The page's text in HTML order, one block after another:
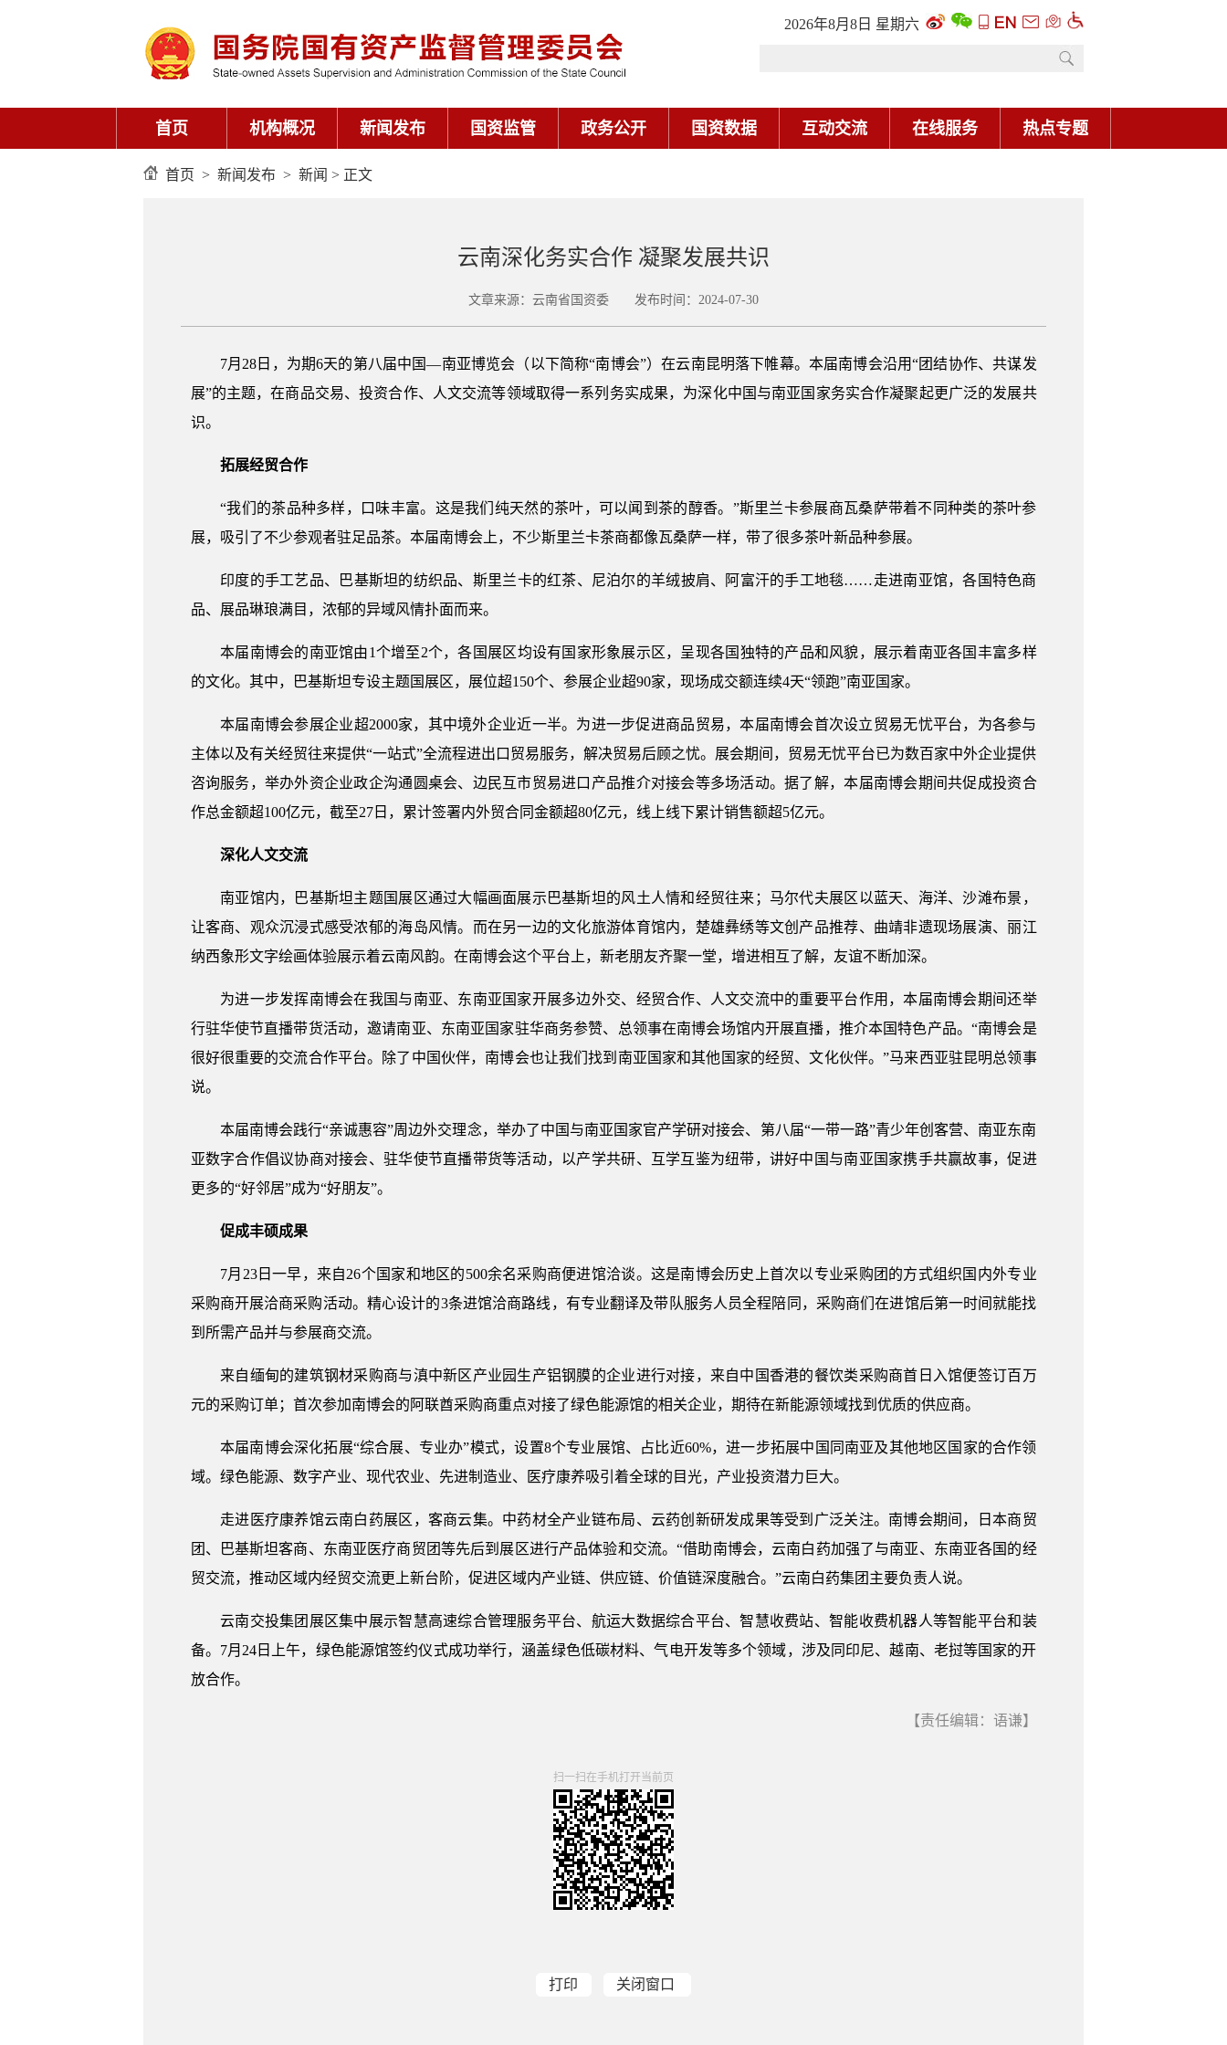
2026年8月8日 星期六
首页 机构概况 新闻发布 国资监管 政务公开 国资数据 互动交流 在线服务 热点专题
首页 > 新闻发布 > 新闻 > 正文
云南深化务实合作 凝聚发展共识
文章来源：云南省国资委 发布时间：2024-07-30
7月28日，为期6天的第八届中国—南亚博览会（以下简称“南博会”）在云南昆明落下帷幕。本届南博会沿用“团结协作、共谋发
展”的主题，在商品交易、投资合作、人文交流等领域取得一系列务实成果，为深化中国与南亚国家务实合作凝聚起更广泛的发展共
识。
拓展经贸合作
“我们的茶品种多样，口味丰富。这是我们纯天然的茶叶，可以闻到茶的醇香。”斯里兰卡参展商瓦桑萨带着不同种类的茶叶参
展，吸引了不少参观者驻足品茶。本届南博会上，不少斯里兰卡茶商都像瓦桑萨一样，带了很多茶叶新品种参展。
印度的手工艺品、巴基斯坦的纺织品、斯里兰卡的红茶、尼泊尔的羊绒披肩、阿富汗的手工地毯……走进南亚馆，各国特色商
品、展品琳琅满目，浓郁的异域风情扑面而来。
本届南博会的南亚馆由1个增至2个，各国展区均设有国家形象展示区，呈现各国独特的产品和风貌，展示着南亚各国丰富多样
的文化。其中，巴基斯坦专设主题国展区，展位超150个、参展企业超90家，现场成交额连续4天“领跑”南亚国家。
本届南博会参展企业超2000家，其中境外企业近一半。为进一步促进商品贸易，本届南博会首次设立贸易无忧平台，为各参与
主体以及有关经贸往来提供“一站式”全流程进出口贸易服务，解决贸易后顾之忧。展会期间，贸易无忧平台已为数百家中外企业提供
咨询服务，举办外资企业政企沟通圆桌会、边民互市贸易进口产品推介对接会等多场活动。据了解，本届南博会期间共促成投资合
作总金额超100亿元，截至27日，累计签署内外贸合同金额超80亿元，线上线下累计销售额超5亿元。
深化人文交流
南亚馆内，巴基斯坦主题国展区通过大幅画面展示巴基斯坦的风土人情和经贸往来；马尔代夫展区以蓝天、海洋、沙滩布景，
让客商、观众沉浸式感受浓郁的海岛风情。而在另一边的文化旅游体育馆内，楚雄彝绣等文创产品推荐、曲靖非遗现场展演、丽江
纳西象形文字绘画体验展示着云南风韵。在南博会这个平台上，新老朋友齐聚一堂，增进相互了解，友谊不断加深。
为进一步发挥南博会在我国与南亚、东南亚国家开展多边外交、经贸合作、人文交流中的重要平台作用，本届南博会期间还举
行驻华使节直播带货活动，邀请南亚、东南亚国家驻华商务参赞、总领事在南博会场馆内开展直播，推介本国特色产品。“南博会是
很好很重要的交流合作平台。除了中国伙伴，南博会也让我们找到南亚国家和其他国家的经贸、文化伙伴。”马来西亚驻昆明总领事
说。
本届南博会践行“亲诚惠容”周边外交理念，举办了中国与南亚国家官产学研对接会、第八届“一带一路”青少年创客营、南亚东南
亚数字合作倡议协商对接会、驻华使节直播带货等活动，以产学共研、互学互鉴为纽带，讲好中国与南亚国家携手共赢故事，促进
更多的“好邻居”成为“好朋友”。
促成丰硕成果
7月23日一早，来自26个国家和地区的500余名采购商便进馆洽谈。这是南博会历史上首次以专业采购团的方式组织国内外专业
采购商开展洽商采购活动。精心设计的3条进馆洽商路线，有专业翻译及带队服务人员全程陪同，采购商们在进馆后第一时间就能找
到所需产品并与参展商交流。
来自缅甸的建筑钢材采购商与滇中新区产业园生产铝钢膜的企业进行对接，来自中国香港的餐饮类采购商首日入馆便签订百万
元的采购订单；首次参加南博会的阿联酋采购商重点对接了绿色能源馆的相关企业，期待在新能源领域找到优质的供应商。
本届南博会深化拓展“综合展、专业办”模式，设置8个专业展馆、占比近60%，进一步拓展中国同南亚及其他地区国家的合作领
域。绿色能源、数字产业、现代农业、先进制造业、医疗康养吸引着全球的目光，产业投资潜力巨大。
走进医疗康养馆云南白药展区，客商云集。中药材全产业链布局、云药创新研发成果等受到广泛关注。南博会期间，日本商贸
团、巴基斯坦客商、东南亚医疗商贸团等先后到展区进行产品体验和交流。“借助南博会，云南白药加强了与南亚、东南亚各国的经
贸交流，推动区域内经贸交流更上新台阶，促进区域内产业链、供应链、价值链深度融合。”云南白药集团主要负责人说。
云南交投集团展区集中展示智慧高速综合管理服务平台、航运大数据综合平台、智慧收费站、智能收费机器人等智能平台和装
备。7月24日上午，绿色能源馆签约仪式成功举行，涵盖绿色低碳材料、气电开发等多个领域，涉及同印尼、越南、老挝等国家的开
放合作。
【责任编辑：语谦】
扫一扫在手机打开当前页
打印 关闭窗口